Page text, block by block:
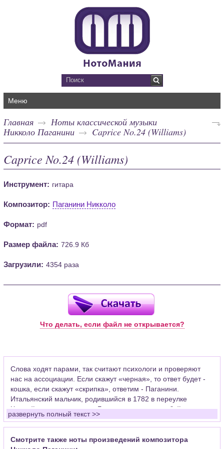
Меню
Главная
Ноты классической музыки
Никколо Паганини
Caprice No.24 (Williams)
Caprice No.24 (Williams)
Инструмент: гитара
Композитор: Паганини Никколо
Формат: pdf
Размер файла: 726.9 Кб
Загрузили: 4354 раза
Что делать, если файл не открывается?
Слова ходят парами, так считают психологи и проверяют
нас на ассоциации. Если скажут «черная», то ответ будет -
кошка, если скажут «скрипка», ответим - Паганини.
Итальянский мальчик, родившийся в 1782 в переулке
Черной кошки на окраине Генуи, закрепил за собой в
человеческом подсознании музыкальный инструмент, на
котором играли миллионы и продолжают играть сейчас во
всех подъездах элитных домов. Уже больше двухсот лет при
развернуть полный текст >>
Смотрите также ноты произведений композитора